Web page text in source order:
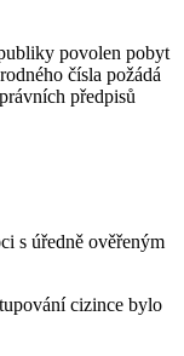
povolen pobyt
čísla požádá
předpisů
s úředně ověřeným
cizince bylo